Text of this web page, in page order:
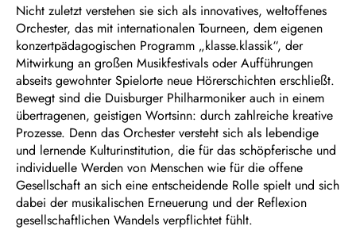
Nicht zuletzt verstehen sie sich als innovatives, weltoffenes
Orchester, das mit internationalen Tourneen, dem eigenen
konzertpädagogischen Programm „klasse.klassik“, der
Mitwirkung an großen Musikfestivals oder Aufführungen
abseits gewohnter Spielorte neue Hörerschichten erschließt.
Bewegt sind die Duisburger Philharmoniker auch in einem
übertragenen, geistigen Wortsinn: durch zahlreiche kreative
Prozesse. Denn das Orchester versteht sich als lebendige
und lernende Kulturinstitution, die für das schöpferische und
individuelle Werden von Menschen wie für die offene
Gesellschaft an sich eine entscheidende Rolle spielt und sich
dabei der musikalischen Erneuerung und der Reflexion
gesellschaftlichen Wandels verpflichtet fühlt.